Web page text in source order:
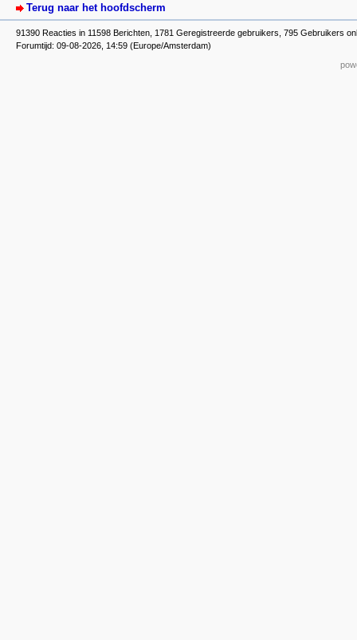
Terug naar het hoofdscherm
91390 Reacties in 11598 Berichten, 1781 Geregistreerde gebruikers, 795 Gebruikers
Forumtijd: 09-08-2026, 14:59 (Europe/Amsterdam)